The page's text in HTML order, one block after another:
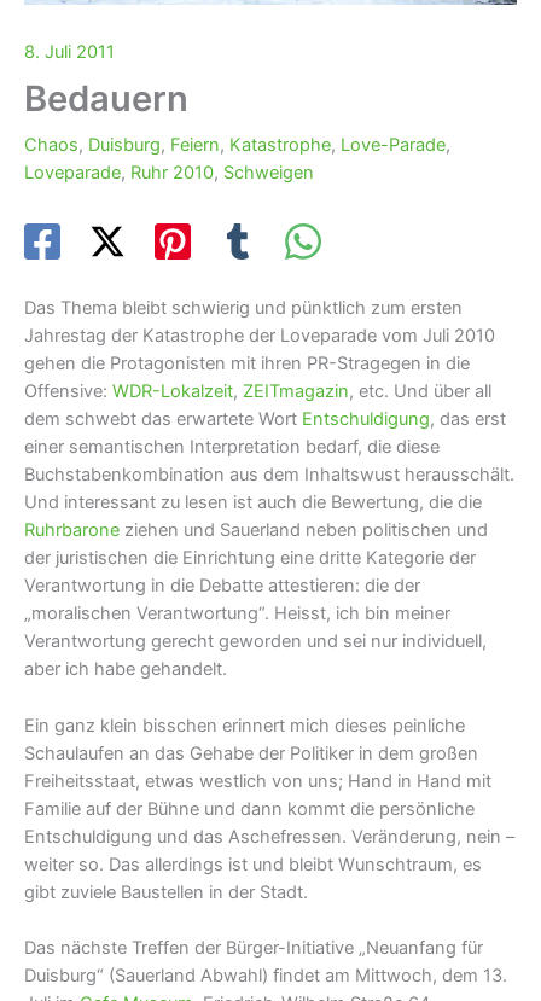
8. Juli 2011
Bedauern
Chaos, Duisburg, Feiern, Katastrophe, Love-Parade,
Loveparade, Ruhr 2010, Schweigen
Das Thema bleibt schwierig und pünktlich zum ersten
Jahrestag der Katastrophe der Loveparade vom Juli 2010
gehen die Protagonisten mit ihren PR-Stragegen in die
Offensive: WDR-Lokalzeit, ZEITmagazin, etc. Und über all
dem schwebt das erwartete Wort Entschuldigung, das erst
einer semantischen Interpretation bedarf, die diese
Buchstabenkombination aus dem Inhaltswust herausschält.
Und interessant zu lesen ist auch die Bewertung, die die
Ruhrbarone ziehen und Sauerland neben politischen und
der juristischen die Einrichtung eine dritte Kategorie der
Verantwortung in die Debatte attestieren: die der
„moralischen Verantwortung“. Heisst, ich bin meiner
Verantwortung gerecht geworden und sei nur individuell,
aber ich habe gehandelt.
Ein ganz klein bisschen erinnert mich dieses peinliche
Schaulaufen an das Gehabe der Politiker in dem großen
Freiheitsstaat, etwas westlich von uns; Hand in Hand mit
Familie auf der Bühne und dann kommt die persönliche
Entschuldigung und das Aschefressen. Veränderung, nein –
weiter so. Das allerdings ist und bleibt Wunschtraum, es
gibt zuviele Baustellen in der Stadt.
Das nächste Treffen der Bürger-Initiative „Neuanfang für
Duisburg“ (Sauerland Abwahl) findet am Mittwoch, dem 13.